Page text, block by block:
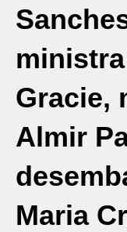
Gracie,
Almir
Maria